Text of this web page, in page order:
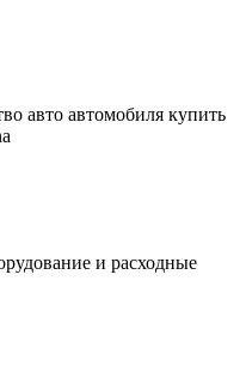
авто автомобиля купить
и расходные